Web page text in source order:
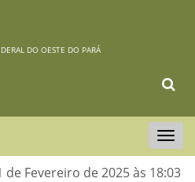
DO OESTE DO PARÁ
Toggle
Fevereiro de 2025 às 18:03